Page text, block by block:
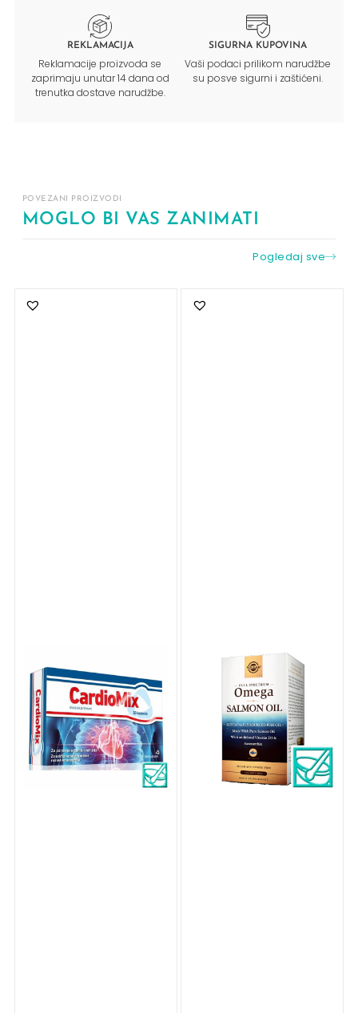
REKLAMACIJA
Reklamacije proizvoda se
zaprimaju unutar 14 dana od
trenutka dostave narudžbe.
SIGURNA KUPOVINA
Vaši podaci prilikom narudžbe
su posve sigurni i zaštićeni.
POVEZANI PROIZVODI
MOGLO BI VAS ZANIMATI
Pogledaj sve